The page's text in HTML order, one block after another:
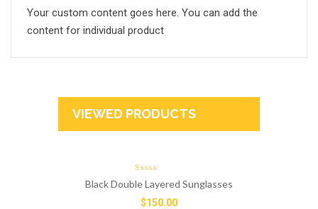
Your custom content goes here. You can add the
content for individual product
VIEWED PRODUCTS
Black Double Layered Sunglasses
$150.00